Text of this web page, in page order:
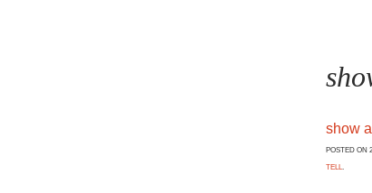
show
POSTED ON
TELL.